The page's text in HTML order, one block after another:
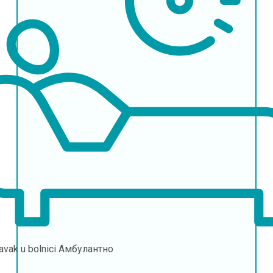
u bolnici Амбулантно